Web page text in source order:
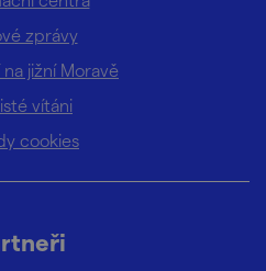
zprávy
jižní Moravě
vítáni
cookies